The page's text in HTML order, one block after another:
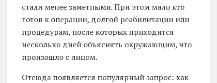
стали менее заметными. При этом мало кто
готов к операции, долгой реабилитации или
процедурам, после которых приходится
несколько дней объяснять окружающим, что
произошло с лицом.
Отсюда появляется популярный запрос: как